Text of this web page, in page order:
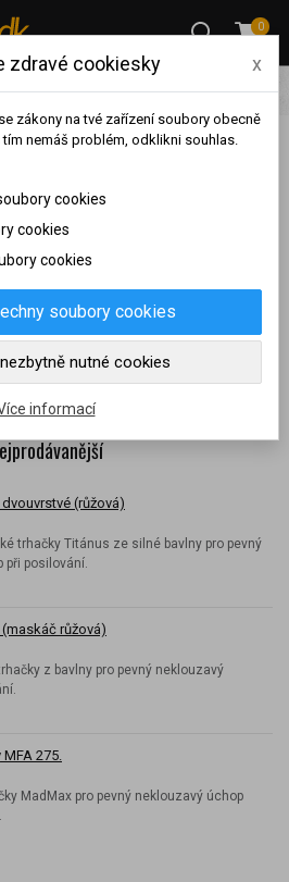
0
pro ženy Trhačky
trhaček pro pevný
Najdeš tu nejlepší trhačky od
i naše vlastní produkty TITANUS, které
Alešem Lamkou.Různé
barevných kombinací.Máme i
a za super ceny.
(růžová)
trhačky Titánus ze silné bavlny pro pevný
při posilování.
růžová)
z bavlny pro pevný neklouzavý
275.
MadMax pro pevný neklouzavý úchop
obratu za
období, byl váš
do jiné
zdravé cookiesky x
zákony na tvé zařízení soubory obecně
nemáš problém, odklikni souhlas.
cookies
cookies
cookies
soubory cookies
nutné cookies
informací